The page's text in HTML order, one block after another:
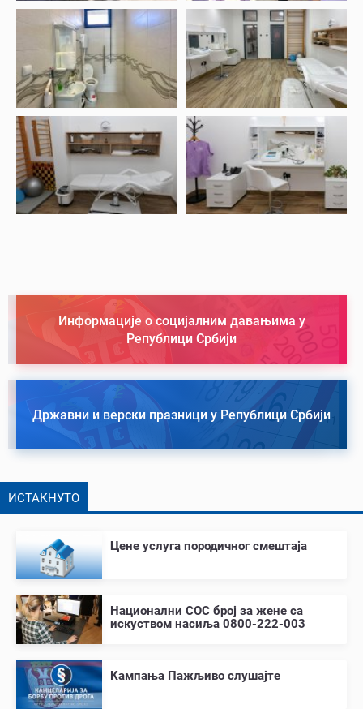
Информације о социјалним давањима у
Републици Србији
Државни и верски празници у Републици Србији
ИСТАКНУТО
Цене услуга породичног смештаја
Национални СОС број за жене са
искуством насиља 0800-222-003
Кампања Пажљиво слушајте